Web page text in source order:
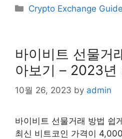
Categories
Crypto Exchange Guide
바이비트 선물거
아보기 – 2023년
10월 26, 2023 by admin
바이비트 선물거래 방법 쉽
최신 비트코인 가격이